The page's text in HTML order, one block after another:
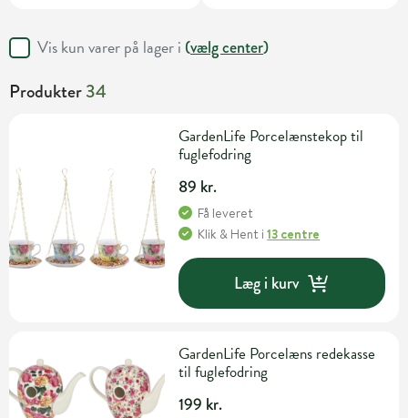
Vis kun varer på lager i (vælg center)
Produkter34
GardenLife Porcelænstekop til
fuglefodring
89 kr.
Få leveret
Klik & Hent i13 centre
Læg i kurv
GardenLife Porcelæns redekasse
til fuglefodring
199 kr.